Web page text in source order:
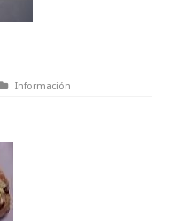
Información